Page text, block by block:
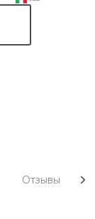
Отзывы